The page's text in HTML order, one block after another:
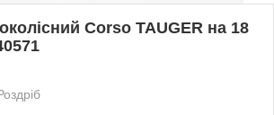
Corso TAUGER на 18